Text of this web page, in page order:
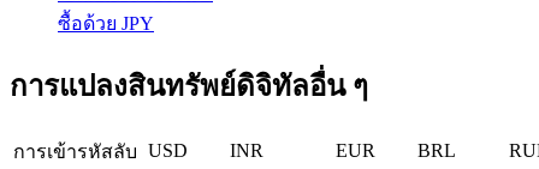
ซื้อด้วย JPY
การแปลงสินทรัพย์ดิจิทัลอื่น ๆ
การเข้ารหัสลับ USD INR EUR BRL